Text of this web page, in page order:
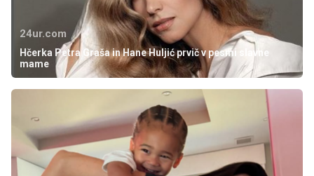
24ur.com
Hčerka Petra Graša in Hane Huljić prvič v pesmi slavne
mame